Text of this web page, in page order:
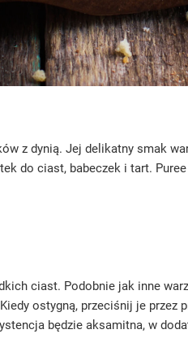
z dynią. Jej delikatny smak
do ciast, babeczek i tart.
ciast. Podobnie jak inne
ostygną, przeciśnij je przez
będzie aksamitna, w